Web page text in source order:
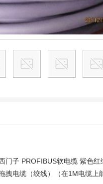
子 PROFIBUS软电缆 紫色红
拽电缆（绞线）（在1M电缆